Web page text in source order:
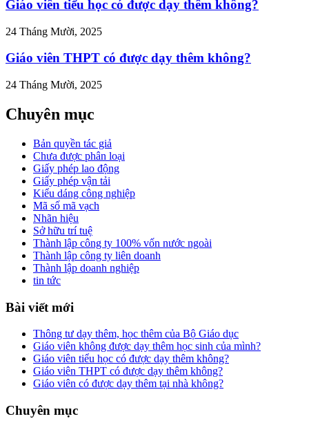
Giáo viên tiểu học có được dạy thêm không?
24 Tháng Mười, 2025
Giáo viên THPT có được dạy thêm không?
24 Tháng Mười, 2025
Chuyên mục
Bản quyền tác giả
Chưa được phân loại
Giấy phép lao động
Giấy phép vận tải
Kiểu dáng công nghiệp
Mã số mã vạch
Nhãn hiệu
Sở hữu trí tuệ
Thành lập công ty 100% vốn nước ngoài
Thành lập công ty liên doanh
Thành lập doanh nghiệp
tin tức
Bài viết mới
Thông tư dạy thêm, học thêm của Bộ Giáo dục
Giáo viên không được dạy thêm học sinh của mình?
Giáo viên tiểu học có được dạy thêm không?
Giáo viên THPT có được dạy thêm không?
Giáo viên có được dạy thêm tại nhà không?
Chuyên mục